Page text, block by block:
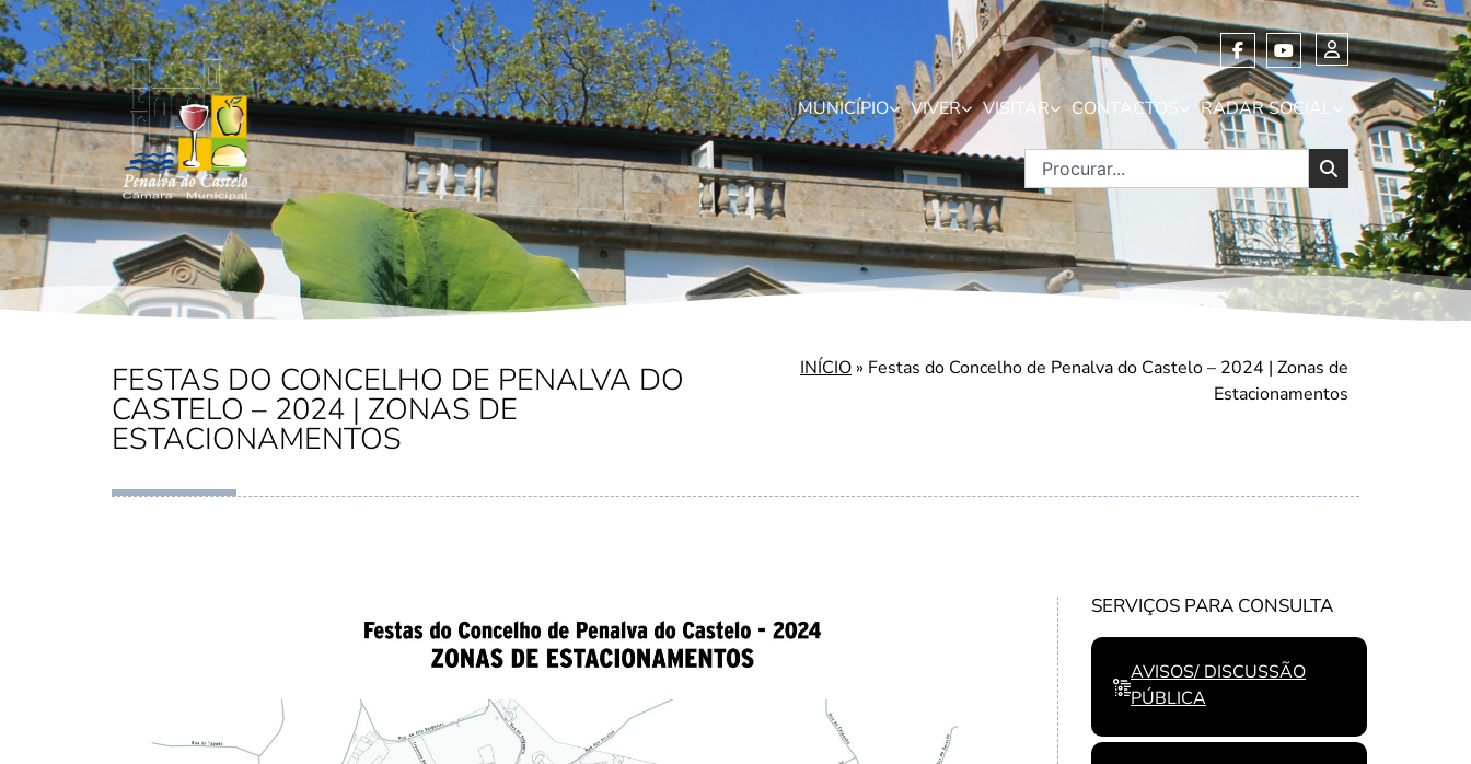
MUNICÍPIO VIVER VISITAR CONTACTOS RADAR SOCIAL
FESTAS DO CONCELHO DE PENALVA DO
CASTELO – 2024 | ZONAS DE
ESTACIONAMENTOS
INÍCIO » Festas do Concelho de Penalva do Castelo – 2024 | Zonas de
Estacionamentos
SERVIÇOS PARA CONSULTA
AVISOS/ DISCUSSÃO
PÚBLICA